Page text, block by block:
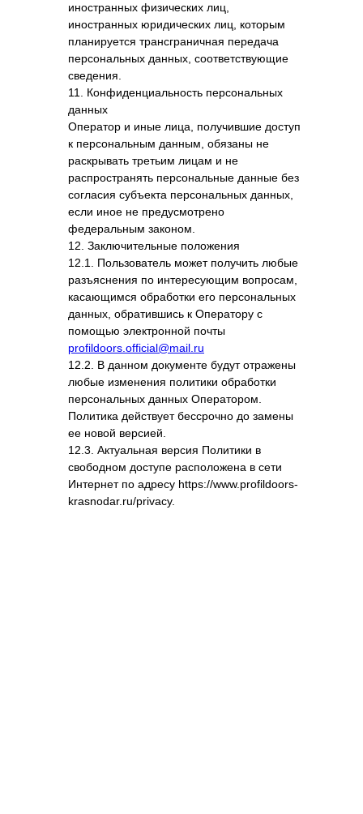
иностранных физических лиц,
иностранных юридических лиц, которым
планируется трансграничная передача
персональных данных, соответствующие
сведения.
11. Конфиденциальность персональных
данных
Оператор и иные лица, получившие доступ
к персональным данным, обязаны не
раскрывать третьим лицам и не
распространять персональные данные без
согласия субъекта персональных данных,
если иное не предусмотрено
федеральным законом.
12. Заключительные положения
12.1. Пользователь может получить любые
разъяснения по интересующим вопросам,
касающимся обработки его персональных
данных, обратившись к Оператору с
помощью электронной почты
profildoors.official@mail.ru
12.2. В данном документе будут отражены
любые изменения политики обработки
персональных данных Оператором.
Политика действует бессрочно до замены
ее новой версией.
12.3. Актуальная версия Политики в
свободном доступе расположена в сети
Интернет по адресу https://www.profildoors-
krasnodar.ru/privacy.